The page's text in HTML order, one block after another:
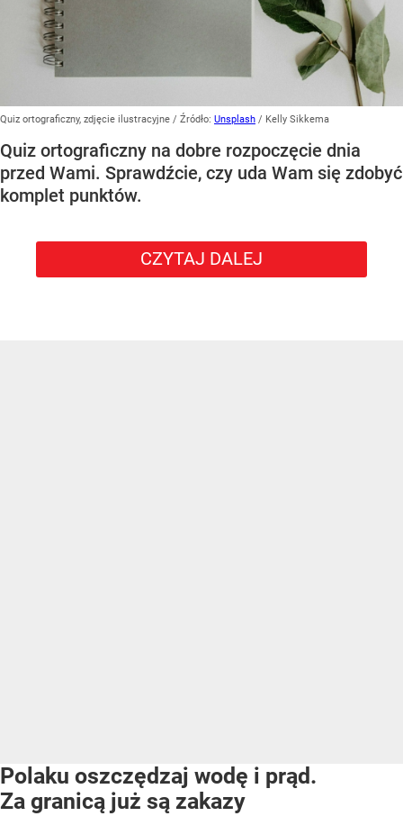
Quiz ortograficzny, zdjęcie ilustracyjne / Źródło: Unsplash / Kelly Sikkema
Quiz ortograficzny na dobre rozpoczęcie dnia
przed Wami. Sprawdźcie, czy uda Wam się zdobyć
komplet punktów.
CZYTAJ DALEJ
Polaku oszczędzaj wodę i prąd.
Za granicą już są zakazy